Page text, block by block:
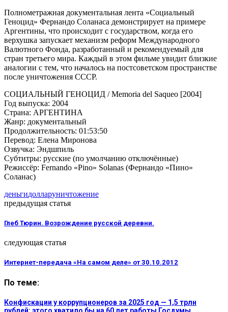
Полнометражная документальная лента «Социальный
Геноцид» Фернандо Соланаса демонстрирует на примере
Аргентины, что происходит с государством, когда его
верхушка запускает механизм реформ Международного
Валютного Фонда, разработанный и рекомендуемый для
стран третьего мира. Каждый в этом фильме увидит близкие
аналогии с тем, что началось на постсоветском пространстве
после уничтожения СССР.
СОЦИАЛЬНЫЙ ГЕНОЦИД / Memoria del Saqueo [2004]
Год выпуска: 2004
Страна: АРГЕНТИНА
Жанр: документальный
Продолжительность: 01:53:50
Перевод: Елена Миронова
Озвучка: Эндшпиль
Субтитры: русские (по умолчанию отключённые)
Режиссёр: Fernando «Pino» Solanas (Фернандо «Пино»
Соланас)
деньгидолларуничтожение
предыдущая статья
Глеб Тюрин. Возрождение русской деревни.
следующая статья
Интернет-передача «На самом деле» от 30.10.2012
По теме:
Конфискации у коррупционеров за 2025 год — 1,5 трлн
рублей: этого хватило бы на 60 лет работы Госдумы